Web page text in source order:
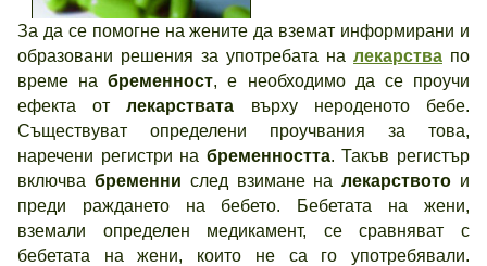
Дали да вземате или да не
вземате лекарства по
време на бременността е
За да се помогне на жените да вземат информирани и
образовани решения за употребата на лекарства по
време набременност, е необходимо да се проучи
ефекта отлекарствата върху нероденото бебе.
Съществуват определени проучвания за това,
наречени регистри на бременността. Такъв регистър
включва бременни след взимане налекарството и
преди раждането на бебето. Бебетата на жени,
вземали определен медикамент, се сравняват с
бебетата на жени, които не са го употребявали.